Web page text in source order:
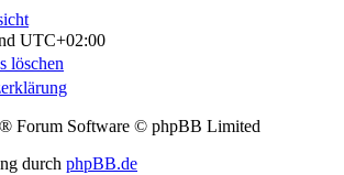
UTC+02:00
löschen
® Forum Software © phpBB Limited
durch phpBB.de